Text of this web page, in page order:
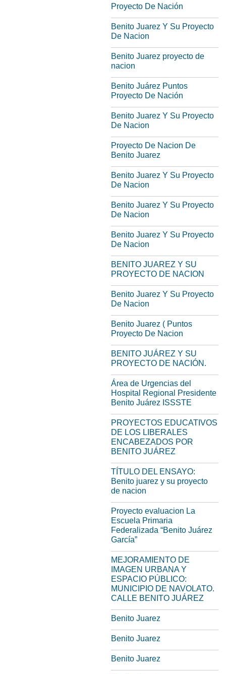
Proyecto De Nación
Benito Juarez Y Su Proyecto
De Nacion
Benito Juarez proyecto de
nacion
Benito Juárez Puntos
Proyecto De Nación
Benito Juarez Y Su Proyecto
De Nacion
Proyecto De Nacion De
Benito Juarez
Benito Juarez Y Su Proyecto
De Nacion
Benito Juarez Y Su Proyecto
De Nacion
Benito Juarez Y Su Proyecto
De Nacion
BENITO JUAREZ Y SU
PROYECTO DE NACION
Benito Juarez Y Su Proyecto
De Nacion
Benito Juarez ( Puntos
Proyecto De Nacion
BENITO JUÁREZ Y SU
PROYECTO DE NACIÓN.
Área de Urgencias del
Hospital Regional Presidente
Benito Juárez ISSSTE
PROYECTOS EDUCATIVOS
DE LOS LIBERALES
ENCABEZADOS POR
BENITO JUÁREZ
TÍTULO DEL ENSAYO:
Benito juarez y su proyecto
de nacion
Proyecto evaluacion La
Escuela Primaria
Federalizada “Benito Juárez
García”
MEJORAMIENTO DE
IMAGEN URBANA Y
ESPACIO PÚBLICO:
MUNICIPIO DE NAVOLATO.
CALLE BENITO JUÁREZ
Benito Juarez
Benito Juarez
Benito Juarez